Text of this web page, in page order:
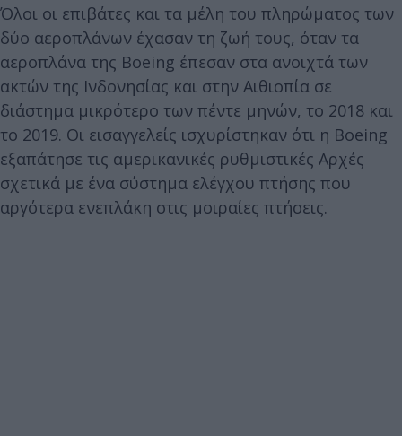
Όλοι οι επιβάτες και τα μέλη του πληρώματος των
δύο αεροπλάνων έχασαν τη ζωή τους, όταν τα
αεροπλάνα της Boeing έπεσαν στα ανοιχτά των
ακτών της Ινδονησίας και στην Αιθιοπία σε
διάστημα μικρότερο των πέντε μηνών, το 2018 και
το 2019. Οι εισαγγελείς ισχυρίστηκαν ότι η Boeing
εξαπάτησε τις αμερικανικές ρυθμιστικές Αρχές
σχετικά με ένα σύστημα ελέγχου πτήσης που
αργότερα ενεπλάκη στις μοιραίες πτήσεις.